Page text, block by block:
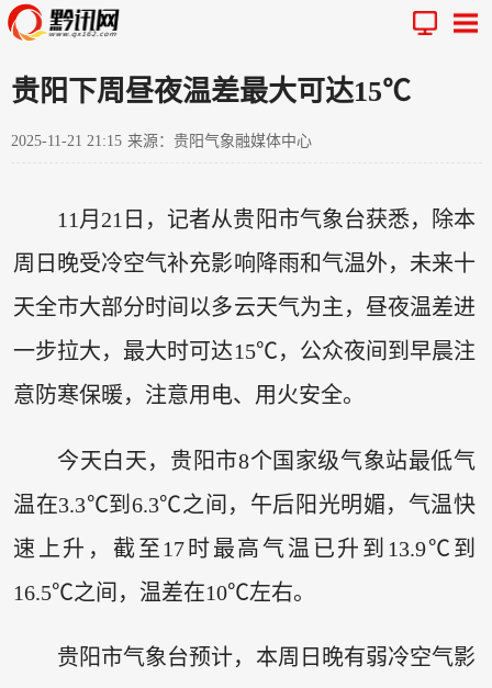
贵阳下周昼夜温差最大可达15℃
2025-11-21 21:15 来源：贵阳气象融媒体中心
11月21日，记者从贵阳市气象台获悉，除本
周日晚受冷空气补充影响降雨和气温外，未来十
天全市大部分时间以多云天气为主，昼夜温差进
一步拉大，最大时可达15℃，公众夜间到早晨注
意防寒保暖，注意用电、用火安全。
今天白天，贵阳市8个国家级气象站最低气
温在3.3℃到6.3℃之间，午后阳光明媚，气温快
速上升，截至17时最高气温已升到13.9℃到
16.5℃之间，温差在10℃左右。
贵阳市气象台预计，本周日晚有弱冷空气影